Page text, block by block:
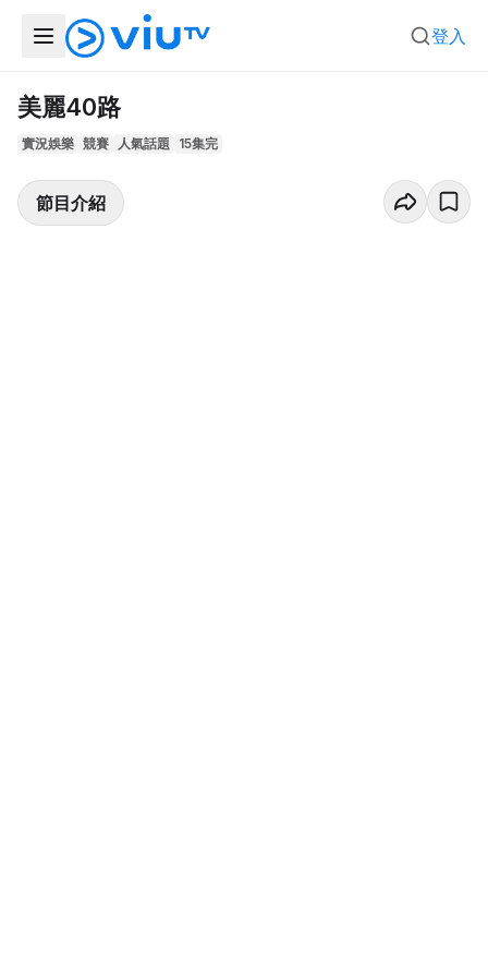
登入
美麗40路
實況娛樂 競賽 人氣話題 15集完
節目介紹